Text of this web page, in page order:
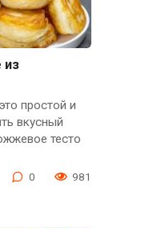
из
простой и
вкусный
тесто
0 981